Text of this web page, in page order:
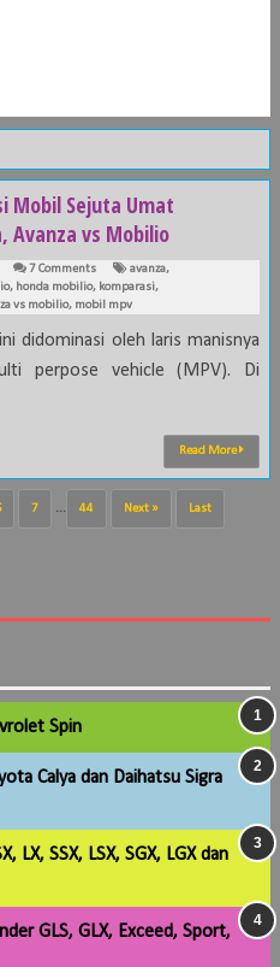
Mobil Sejuta Umat
Avanza vs Mobilio
7 Comments avanza,
, honda mobilio, komparasi,
vs mobilio, mobil mpv
didominasi oleh laris manisnya
perpose vehicle (MPV). Di
Read More
7 ... 44 Next » Last
Spin
Calya dan Daihatsu Sigra
LX, SSX, LSX, SGX, LGX dan
GLS, GLX, Exceed, Sport,